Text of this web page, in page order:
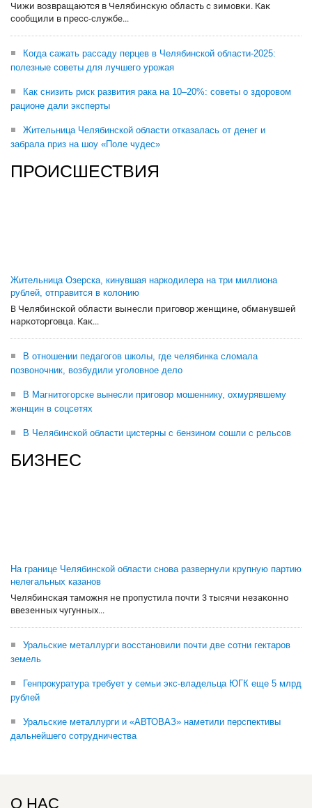
Чижи возвращаются в Челябинскую область с зимовки. Как
сообщили в пресс-службе...
Когда сажать рассаду перцев в Челябинской области-2025:
полезные советы для лучшего урожая
Как снизить риск развития рака на 10–20%: советы о здоровом
рационе дали эксперты
Жительница Челябинской области отказалась от денег и
забрала приз на шоу «Поле чудес»
ПРОИСШЕСТВИЯ
Жительница Озерска, кинувшая наркодилера на три миллиона
рублей, отправится в колонию
В Челябинской области вынесли приговор женщине, обманувшей
наркоторговца. Как...
В отношении педагогов школы, где челябинка сломала
позвоночник, возбудили уголовное дело
В Магнитогорске вынесли приговор мошеннику, охмурявшему
женщин в соцсетях
В Челябинской области цистерны с бензином сошли с рельсов
БИЗНЕС
На границе Челябинской области снова развернули крупную партию
нелегальных казанов
Челябинская таможня не пропустила почти 3 тысячи незаконно
ввезенных чугунных...
Уральские металлурги восстановили почти две сотни гектаров
земель
Генпрокуратура требует у семьи экс-владельца ЮГК еще 5 млрд
рублей
Уральские металлурги и «АВТОВАЗ» наметили перспективы
дальнейшего сотрудничества
О НАС